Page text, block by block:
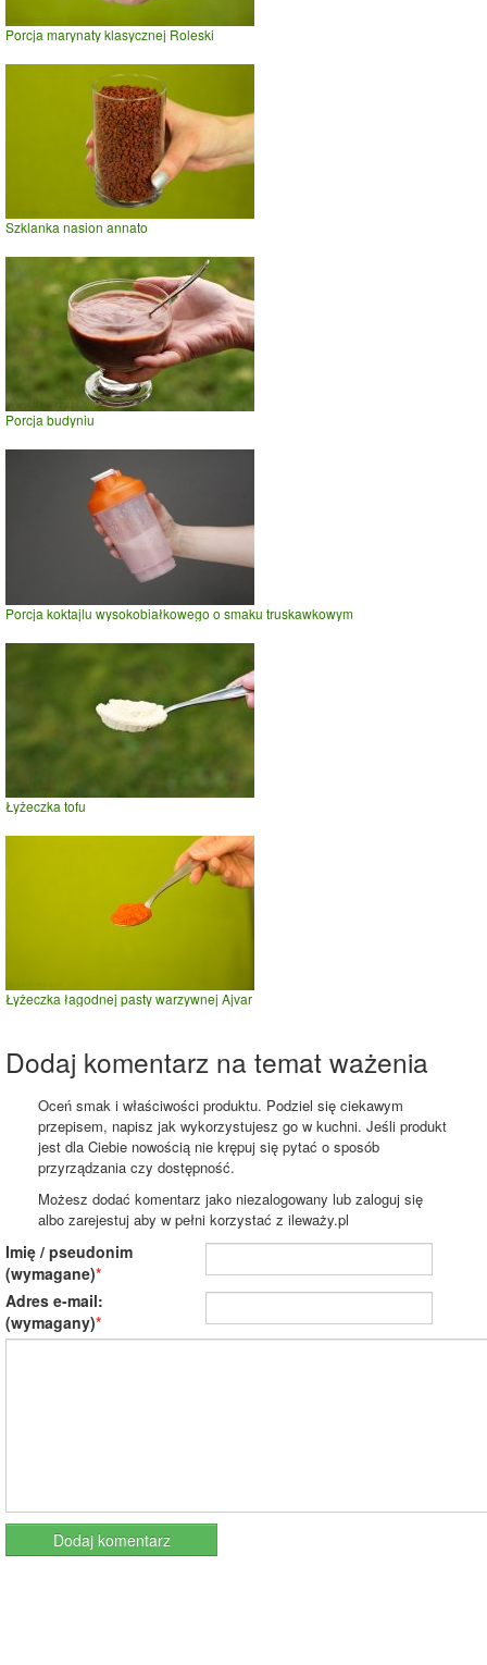
Porcja marynaty klasycznej Roleski
Szklanka nasion annato
Porcja budyniu
Porcja koktajlu wysokobiałkowego o smaku truskawkowym
Łyżeczka tofu
Łyżeczka łagodnej pasty warzywnej Ajvar
Dodaj komentarz na temat ważenia
Oceń smak i właściwości produktu. Podziel się ciekawym
przepisem, napisz jak wykorzystujesz go w kuchni. Jeśli produkt
jest dla Ciebie nowością nie krępuj się pytać o sposób
przyrządzania czy dostępność.
Możesz dodać komentarz jako niezalogowany lub zaloguj się
albo zarejestuj aby w pełni korzystać z ileważy.pl
Imię / pseudonim
(wymagane)
Adres e-mail:
(wymagany)